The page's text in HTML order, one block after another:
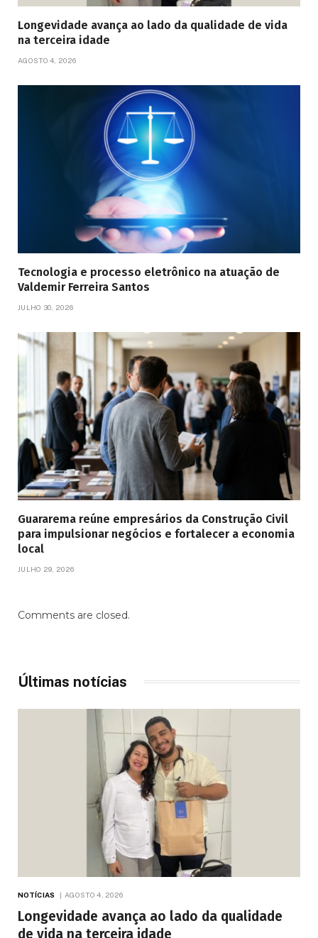
Longevidade avança ao lado da qualidade de vida
na terceira idade
AGOSTO 4, 2026
Tecnologia e processo eletrônico na atuação de
Valdemir Ferreira Santos
JULHO 30, 2026
Guararema reúne empresários da Construção Civil
para impulsionar negócios e fortalecer a economia
local
JULHO 29, 2026
Comments are closed.
Últimas notícias
NOTÍCIAS AGOSTO 4, 2026
Longevidade avança ao lado da qualidade
de vida na terceira idade